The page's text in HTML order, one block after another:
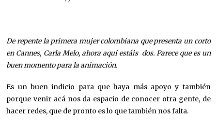
De repente la primera mujer colombiana que presenta un corto
en Cannes, Carla Melo, ahora aquí estáis dos. Parece que es un
buen momento para la animación.
Es un buen indicio para que haya más apoyo y también
porque venir acá nos da espacio de conocer otra gente, de
hacer redes, que de pronto es lo que también nos falta.